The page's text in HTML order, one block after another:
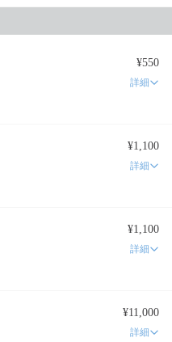
¥550
詳細
¥1,100
詳細
¥1,100
詳細
¥11,000
詳細